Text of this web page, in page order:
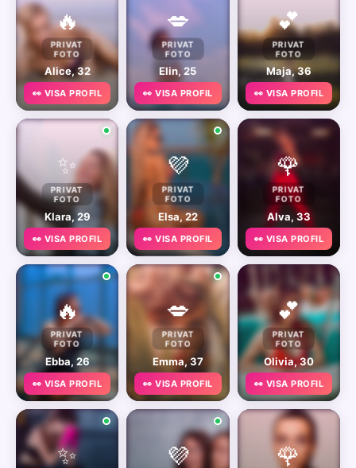
🔥
PRIVAT
FOTO
Alice, 32
👀 VISA PROFIL
💋
PRIVAT
FOTO
Elin, 25
👀 VISA PROFIL
💕
PRIVAT
FOTO
Maja, 36
👀 VISA PROFIL
✨
PRIVAT
FOTO
Klara, 29
👀 VISA PROFIL
💜
PRIVAT
FOTO
Elsa, 22
👀 VISA PROFIL
🌹
PRIVAT
FOTO
Alva, 33
👀 VISA PROFIL
🔥
PRIVAT
FOTO
Ebba, 26
👀 VISA PROFIL
💋
PRIVAT
FOTO
Emma, 37
👀 VISA PROFIL
💕
PRIVAT
FOTO
Olivia, 30
👀 VISA PROFIL
✨ 💜 🌹